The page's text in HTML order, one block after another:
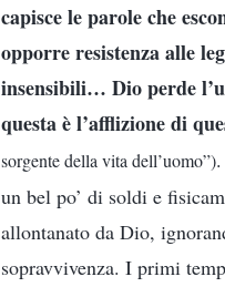
capisce le parole che
opporre resistenza alle
insensibili… Dio perde
questa è l’afflizione di
sorgente della vita dell’uomo”)
un bel po’ di soldi e
allontanato da Dio,
sopravvivenza. I primi